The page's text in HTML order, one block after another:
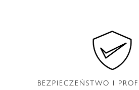
BEZPIECZEŃSTWO I